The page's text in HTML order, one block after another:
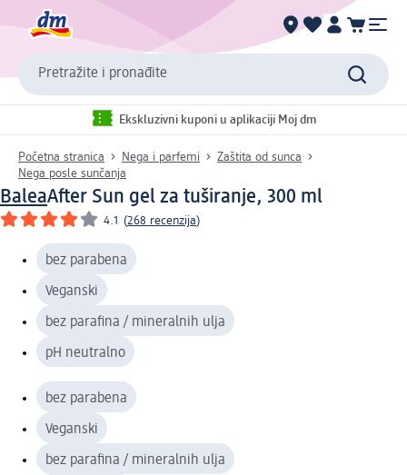
Pretražite i pronađite
Ekskluzivni kuponi u aplikaciji Moj dm
Početna stranica Nega i parfemi
Zaštita od sunca
Nega posle sunčanja
BaleaAfter Sun gel za tuširanje, 300 ml
4.1 (268 recenzija)
bez parabena
Veganski
bez parafina / mineralnih ulja
pH neutralno
bez parabena
Veganski
bez parafina / mineralnih ulja